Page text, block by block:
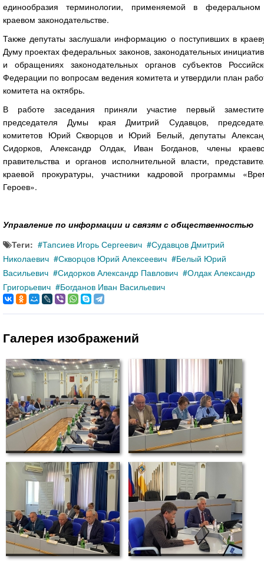
единообразия терминологии, применяемой в
краевом законодательстве.
Также депутаты заслушали информацию о поступивших в
Думу проектах федеральных законов, законодательных
и обращениях законодательных органов субъектов
Федерации по вопросам ведения комитета и утвердили план
комитета на октябрь.
В работе заседания приняли участие первый
председателя Думы края Дмитрий Судавцов,
комитетов Юрий Скворцов и Юрий Белый, депутаты
Сидорков, Александр Олдак, Иван Богданов, члены
правительства и органов исполнительной власти,
краевой прокуратуры, участники кадровой программы
Героев».
Управление по информации и связям с общественностью
Теги:
Тапсиев Игорь Сергеевич
Судавцов Дмитрий
Николаевич
Скворцов Юрий Алексеевич
Белый Юрий
Васильевич
Сидорков Александр Павлович
Олдак Александр
Григорьевич
Богданов Иван Васильевич
Галерея изображений